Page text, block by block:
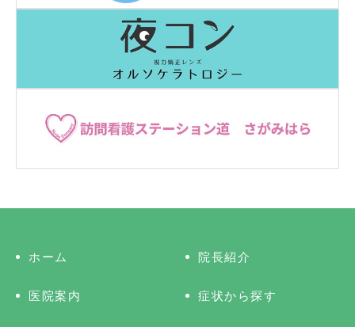
ホーム 院長紹介
医院案内 症状から探す